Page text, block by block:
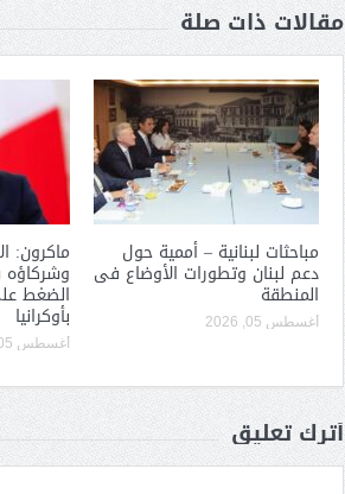
مقالات ذات صلة
مباحثات لبنانية – أممية حول
دعم لبنان وتطورات الأوضاع فى
المنطقة
أغسطس 05, 2026
ماكرون:
وشركاؤه
الضغط
بأوكرانيا
أغسطس 05, 2026
أترك تعليق